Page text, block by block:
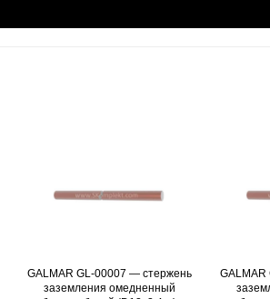
Подробнее
GALMAR GL-00007 — стержень
заземления омедненный